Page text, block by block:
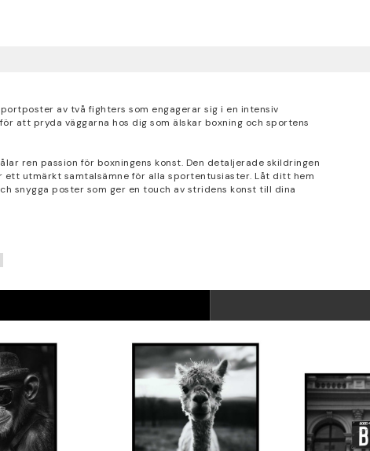
av två fighters som engagerar sig i en intensiv
att pryda väggarna hos dig som älskar boxning och sportens
ren passion för boxningens konst. Den detaljerade skildringen
utmärkt samtalsämne för alla sportentusiaster. Låt ditt hem
snygga poster som ger en touch av stridens konst till dina